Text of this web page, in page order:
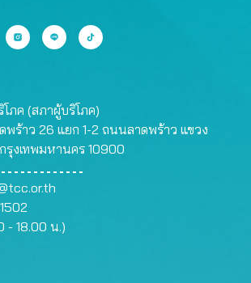
ภค (สภาผู้บริโภค)
ดพร้าว 26 แยก 1-2 ถนนลาดพร้าว แขวง
รุงเทพมหานคร 10900
- 18.00 น.)